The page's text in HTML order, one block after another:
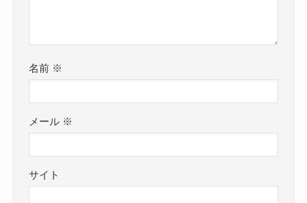
名前 ※
メール ※
サイト